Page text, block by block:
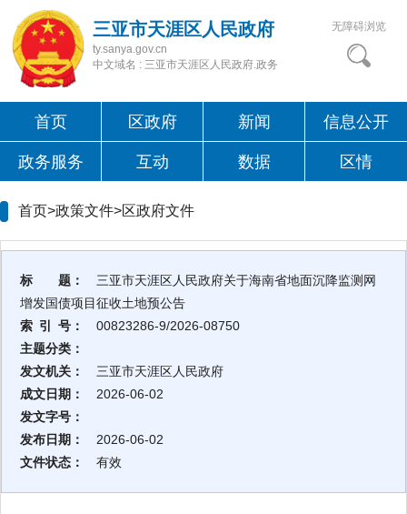
三亚市天涯区人民政府
ty.sanya.gov.cn
中文域名 : 三亚市天涯区人民政府.政务
无障碍浏览
首页 区政府 新闻 信息公开
政务服务 互动 数据 区情
首页>政策文件>区政府文件
标 题：
三亚市天涯区人民政府关于海南省地面沉降监测网
增发国债项目征收土地预公告
索 引 号：
00823286-9/2026-08750
主题分类：
发文机关：
三亚市天涯区人民政府
成文日期：
2026-06-02
发文字号：
发布日期：
2026-06-02
文件状态：
有效